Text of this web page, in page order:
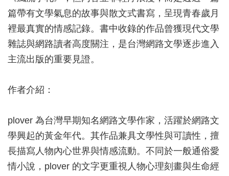
篇帶有文學氣息的故事與散文式書寫，呈現青春歲月
裡最真實的情感記錄。書中收錄的作品曾獲現代文學
雜誌與網路讀者高度關注，是台灣網路文學逐步進入
主流出版的重要見證。
作者介紹：
plover 為台灣早期知名網路文學作家，活躍於網路文
學興起的黃金年代。其作品兼具文學性與可讀性，擅
長描寫人物內心世界與情感流動。不同於一般通俗愛
情小說，plover 的文字更重視人物心理刻畫與生命經